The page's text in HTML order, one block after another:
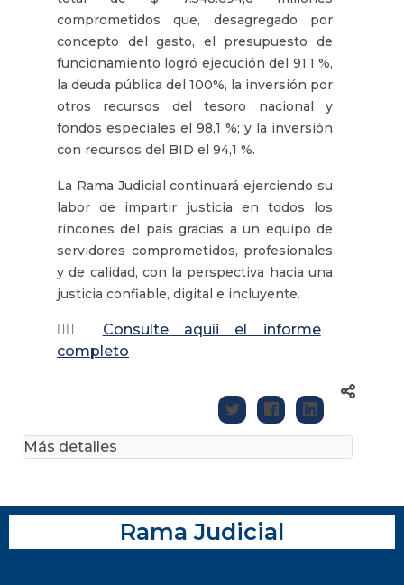
comprometidos que, desagregado por
concepto del gasto, el presupuesto de
funcionamiento logró ejecución del 91,1 %,
la deuda pública del 100%, la inversión por
otros recursos del tesoro nacional y
fondos especiales el 98,1 %; y la inversión
con recursos del BID el 94,1 %.
La Rama Judicial continuará ejerciendo su
labor de impartir justicia en todos los
rincones del país gracias a un equipo de
servidores comprometidos, profesionales
y de calidad, con la perspectiva hacia una
justicia confiable, digital e incluyente.
👉🏽 Consulte aquíi el informe
completo
Más detalles
Rama Judicial